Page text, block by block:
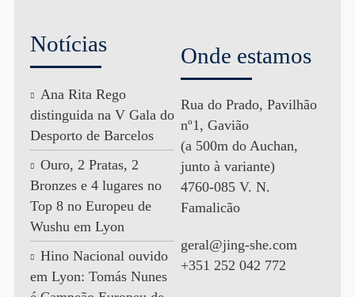
Notícias
Ana Rita Rego
distinguida na V Gala do
Desporto de Barcelos
Ouro, 2 Pratas, 2
Bronzes e 4 lugares no
Top 8 no Europeu de
Wushu em Lyon
Hino Nacional ouvido
em Lyon: Tomás Nunes
Onde estamos
Rua do Prado, Pavilhão
nº1, Gavião
(a 500m do Auchan,
junto à variante)
4760-085 V. N.
Famalicão
geral@jing-she.com
+351 252 042 772